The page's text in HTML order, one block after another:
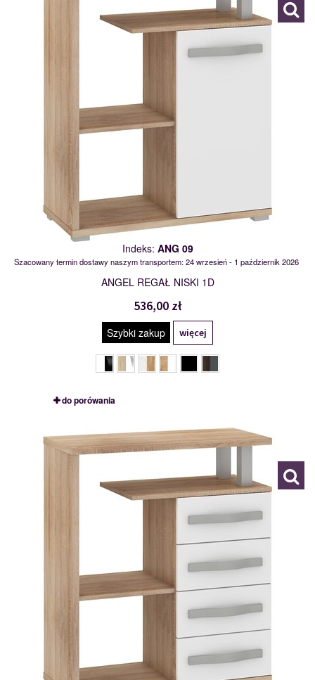
Indeks: ANG 09
Szacowany termin dostawy naszym transportem: 24 wrzesień - 1 październik 2026
ANGEL REGAŁ NISKI 1D
536,00 zł
Szybki zakup więcej
do porówania
111168